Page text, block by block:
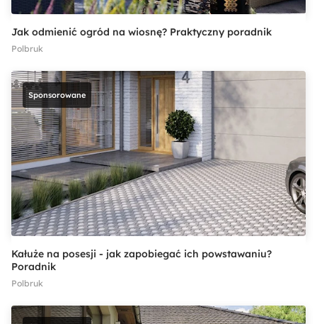
Jak odmienić ogród na wiosnę? Praktyczny poradnik
Polbruk
Sponsorowane
Kałuże na posesji - jak zapobiegać ich powstawaniu?
Poradnik
Polbruk